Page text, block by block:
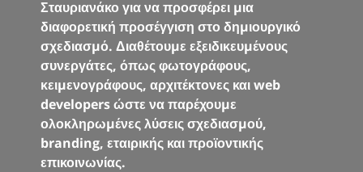
Σταυριανάκο για να προσφέρει μια
διαφορετική προσέγγιση στο δημιουργικό
σχεδιασμό. Διαθέτουμε εξειδικευμένους
συνεργάτες, όπως φωτογράφους,
κειμενογράφους, αρχιτέκτονες και web
developers ώστε να παρέχουμε
ολοκληρωμένες λύσεις σχεδιασμού,
branding, εταιρικής και προϊοντικής
επικοινωνίας.